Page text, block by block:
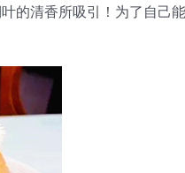
的清香所吸引！为了自己